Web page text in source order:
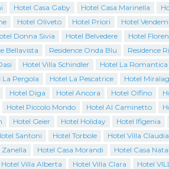
Hotel Casa Gaby Hotel Casa Marinella
Hotel Oliveto Hotel Priori Hotel
Donna Sivia Hotel Belvedere Hotel
Bellavista Residence Onda Blu Residence
Hotel Villa Schindler Hotel La Romantica
La Pergola Hotel La Pescatrice Hotel
Hotel Diga Hotel Ancora Hotel Olfino
Hotel Piccolo Mondo Hotel Al Caminetto
Hotel Geier Hotel Holiday Hotel Ifigenia
Santoni Hotel Torbole Hotel Villa Claudia
Zanella Hotel Casa Morandi Hotel Casa
Hotel Villa Alberta Hotel Villa Clara Hotel